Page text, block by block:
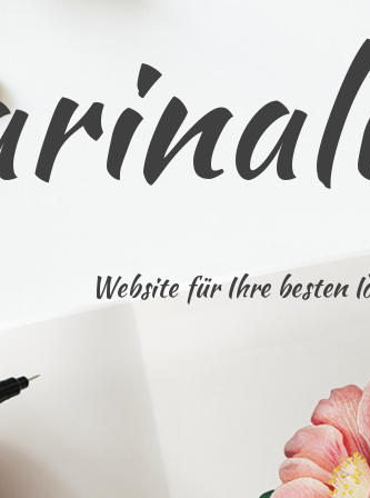
Website für Ihre besten